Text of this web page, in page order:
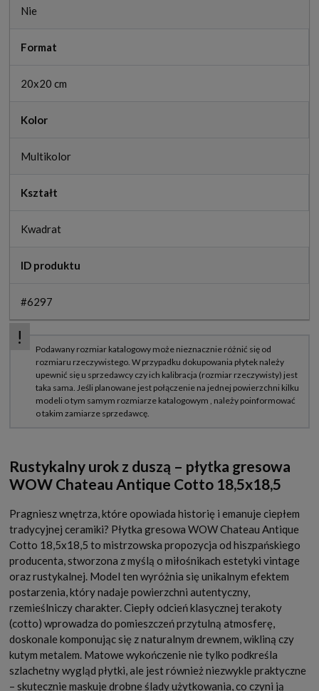
Nie
Format
20x20 cm
Kolor
Multikolor
Kształt
Kwadrat
ID produktu
#6297
Rustykalny urok z duszą – płytka gresowa
WOW Chateau Antique Cotto 18,5x18,5
Pragniesz wnętrza, które opowiada historię i emanuje ciepłem
tradycyjnej ceramiki? Płytka gresowa WOW Chateau Antique
Cotto 18,5x18,5 to mistrzowska propozycja od hiszpańskiego
producenta, stworzona z myślą o miłośnikach estetyki vintage
oraz rustykalnej. Model ten wyróżnia się unikalnym efektem
postarzenia, który nadaje powierzchni autentyczny,
rzemieślniczy charakter. Ciepły odcień klasycznej terakoty
(cotto) wprowadza do pomieszczeń przytulną atmosferę,
doskonale komponując się z naturalnym drewnem, wikliną czy
kutym metalem. Matowe wykończenie nie tylko podkreśla
szlachetny wygląd płytki, ale jest również niezwykle praktyczne
– skutecznie maskuje drobne ślady użytkowania, co czyni ją